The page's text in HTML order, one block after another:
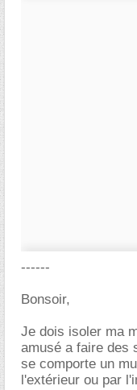
------
Bonsoir,
Je dois isoler ma
amusé a faire des
se comporte un
l'extérieur ou par